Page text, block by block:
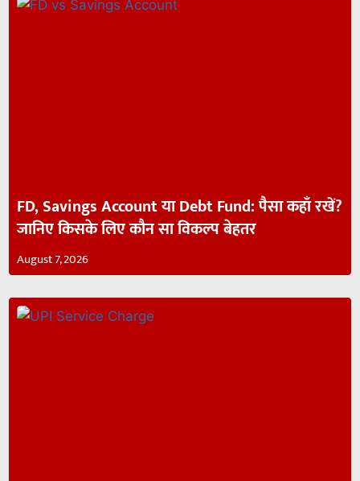
FD, Savings Account या Debt Fund: पैसा कहाँ रखें?
जानिए किसके लिए कौन सा विकल्प बेहतर
August 7, 2026